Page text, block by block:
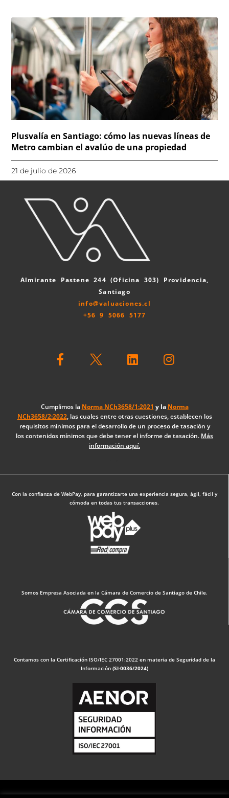
Plusvalía en Santiago: cómo las nuevas líneas de
Metro cambian el avalúo de una propiedad
21 de julio de 2026
Almirante Pastene 244 (Oficina 303) Providencia,
Santiago
info@valuaciones.cl
+56 9 5066 5177
a
o
o
k
i
d
i
n
n
g
r
a
Cumplimos la Norma NCh3658/1:2021 y la Norma
NCh3658/2:2022, las cuales entre otras cuestiones, establecen los
requisitos mínimos para el desarrollo de un proceso de tasación y
los contenidos mínimos que debe tener el informe de tasación. Más
información aquí.
Con la confianza de WebPay, para garantizarte una experiencia segura, ágil, fácil y
cómoda en todas tus transacciones.
Somos Empresa Asociada en la Cámara de Comercio de Santiago de Chile.
Contamos con la Certificación ISO/IEC 27001:2022 en materia de Seguridad de la
Información (SI-0036/2024)